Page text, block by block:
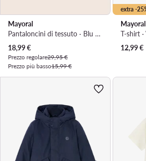
Mayoral
Pantaloncini di tessuto · Blu scuro
Prezzo attuale
18,99€
Prezzo regolare29,95 €
Prezzo più basso15,99 €
extra -
Mayoral
T-shirt ·
12,99€